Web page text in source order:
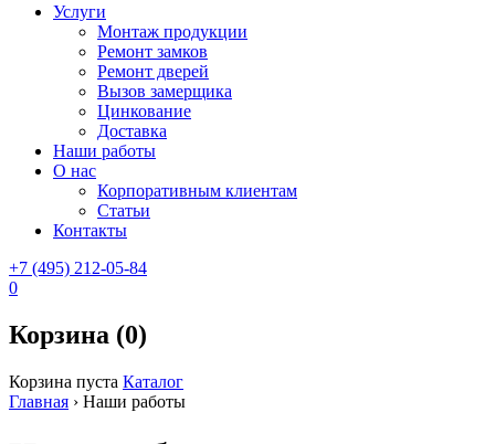
Услуги
Монтаж продукции
Ремонт замков
Ремонт дверей
Вызов замерщика
Цинкование
Доставка
Наши работы
О нас
Корпоративным клиентам
Статьи
Контакты
+7 (495) 212-05-84
0
Корзина (0)
Корзина пуста Каталог
Главная › Наши работы